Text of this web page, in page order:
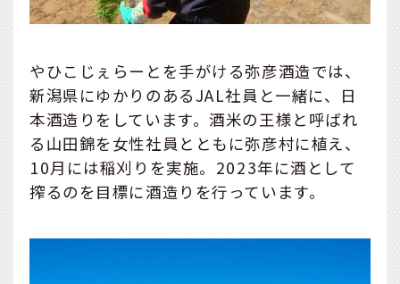
やひこじぇらーとを手がける弥彦酒造では、
新潟県にゆかりのあるJAL社員と一緒に、日
本酒造りをしています。酒米の王様と呼ばれ
る山田錦を女性社員とともに弥彦村に植え、
10月には稲刈りを実施。2023年に酒として
搾るのを目標に酒造りを行っています。